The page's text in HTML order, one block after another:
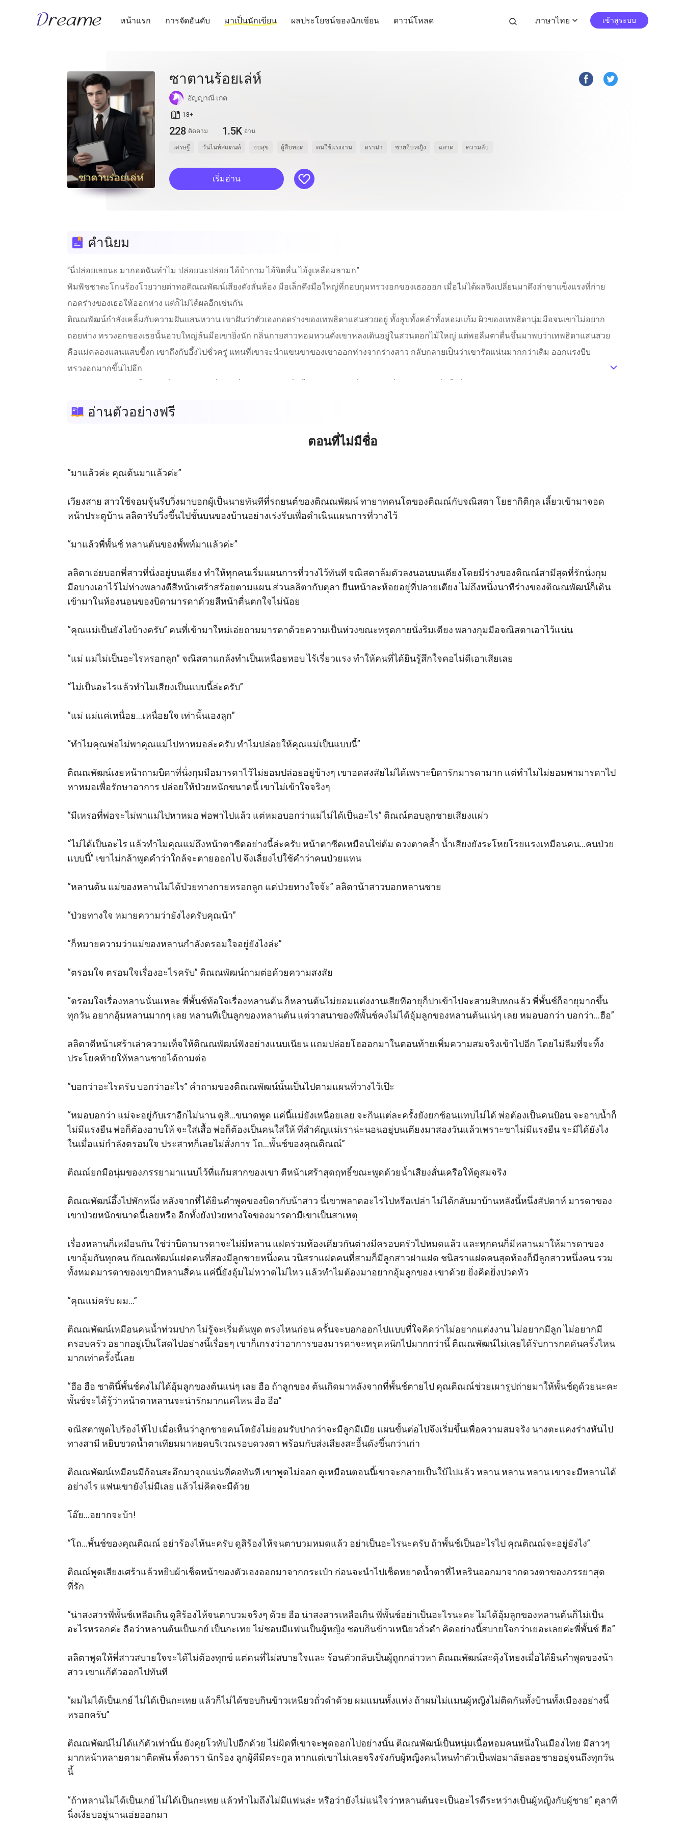
หน้าแรก การจัดอันดับ มาเป็นนักเขียน ผลประโยชน์ของนักเขียน ดาวน์โหลด search ภาษาไทย expand_more เข้าสู่ระบบ
ซาตานร้อยเล่ห์
อัญญาณี เกต
book_age 18+
228 ติดตาม 1.5K อ่าน
เศรษฐี วันไนท์สแตนด์ จบสุข ผู้สืบทอด คนใช้แรงงาน ดราม่า ชายจีบหญิง ฉลาด ความลับ
เริ่มอ่าน like
คำนิยม
“นี่ปล่อยเลยนะ มากอดฉันทำไม ปล่อยนะปล่อย ไอ้บ้ากาม ไอ้จิตหื่น ไอ้งูเหลือมลามก”
พิมพิชชาตะโกนร้องโวยวายด่าทอติณณพัฒน์เสียงดังลั่นห้อง มือเล็กดึงมือใหญ่ที่กอบกุมทรวงอกของเธอออก เมื่อไม่ได้ผลจึงเปลี่ยนมาดึงลำขาแข็งแรงที่ก่าย
กอดร่างของเธอให้ออกห่าง แต่ก็ไม่ได้ผลอีกเช่นกัน
ติณณพัฒน์กำลังเคลิ้มกับความฝันแสนหวาน เขาฝันว่าตัวเองกอดร่างของเทพธิดาแสนสวยอยู่ ทั้งลูบทั้งคลำทั้งหอมแก้ม ผิวของเทพธิดานุ่มมือจนเขาไม่อยาก
ถอยห่าง ทรวงอกของเธอนั้นอวบใหญ่ล้นมือเขายิ่งนัก กลิ่นกายสาวหอมหวนดั่งเขาหลงเดินอยู่ในสวนดอกไม้ใหญ่ แต่พอลืมตาตื่นขึ้นมาพบว่าเทพธิดาแสนสวย
คือแม่คลองแสนแสบขี้งก เขาถึงกับอึ้งไปชั่วครู่ แทนที่เขาจะนำแขนขาของเขาออกห่างจากร่างสาว กลับกลายเป็นว่าเขารัดแน่นมากกว่าเดิม ออกแรงบีบ
ทรวงอกมากขึ้นไปอีก
ครู่ แสดงความรังเกียจเต็มที่ ตวัดสายตามองชายหนุ่มที่หลับตาพริ้ม ริมฝีปากแย้มยิ้มจนแก้มแทบปริ เขาแกล้งหลับนี่นา อย่างนี้มันแกล้งกันชัดๆ เลย เธอจึงแหวใส่
ความเขินอายกลายเป็นความโกรธที่ถูกเขาล่วงเกิน สมองเริ่มประมวลหาวิธีแก้ไขสถานการณ์ ร่างกายที่กระดิกไปไหนแทบไม่ได้ทำให้ เธอต้องใช้อวัยวะที่
เธอกระแทกศีรษะของเธอไปที่ใบหน้าบริเวณ โหนกแก้มของเขาอย่างแรง ทำให้ติณณพัฒน์เกิดความเจ็บ คลายมือออก จากทรวงอกนุ่ม เธอรีบปัดลำแขนหนาให้
ออกห่างพ้นกาย จากนั้นก็จับขาที่พาดอยู่บริเวณขาของเธอออก ใช้จังหวะที่เขายังเจ็บอยู่พลิกร่างใหญ่ให้นอนราบบนที่นอน ร่างเล็กรีบคร่อมร่างหนาเอาไว้ทันที
ร้องตะโกนออกมาสุดเสียง ยิ่งเขาร้องเธอยิ่งบิดมากตามเสียงร้องของเขา
“โอ๊ยๆๆ แม่คลองแสนแสบ เดี๋ยวห***มฉันหลุดกันพอดีปล่อย พอแล้วจ้ะ พอแล้ว ยอมแล้ว โอ๊ยๆๆ”
ic_default
อ่านตัวอย่างฟรี
ตอนที่ไม่มีชื่อ
“มาแล้วค่ะ คุณต้นมาแล้วค่ะ”
เวียงสาย สาวใช้จอมจุ้นรีบวิ่งมาบอกผู้เป็นนายทันทีที่รถยนต์ของติณณพัฒน์ ทายาทคนโตของติณณ์กับจณิสตา โยธากิติกุล เลี้ยวเข้ามาจอด
หน้าประตูบ้าน ลลิตารีบวิ่งขึ้นไปชั้นบนของบ้านอย่างเร่งรีบเพื่อดำเนินแผนการที่วางไว้
“มาแล้วพี่พั้นช์ หลานต้นของพั้พท์มาแล้วค่ะ”
ลลิตาเอ่ยบอกพี่สาวที่นั่งอยู่บนเตียง ทำให้ทุกคนเริ่มแผนการที่วางไว้ทันที จณิสตาล้มตัวลงนอนบนเตียงโดยมีร่างของติณณ์สามีสุดที่รักนั่งกุม
มือบางเอาไว้ไม่ห่างพลางตีสีหน้าเศร้าสร้อยตามแผน ส่วนลลิตากับตุลา ยืนหน้าละห้อยอยู่ที่ปลายเตียง ไม่ถึงหนึ่งนาทีร่างของติณณพัฒน์ก็เดิน
เข้ามาในห้องนอนของบิดามารดาด้วยสีหน้าตื่นตกใจไม่น้อย
“คุณแม่เป็นยังไงบ้างครับ” คนที่เข้ามาใหม่เอ่ยถามมารดาด้วยความเป็นห่วงขณะทรุดกายนั่งริมเตียง พลางกุมมือจณิสตาเอาไว้แน่น
“แม่ แม่ไม่เป็นอะไรหรอกลูก” จณิสตาแกล้งทำเป็นเหนื่อยหอบ ไร้เรี่ยวแรง ทำให้คนที่ได้ยินรู้สึกใจคอไม่ดีเอาเสียเลย
“ไม่เป็นอะไรแล้วทำไมเสียงเป็นแบบนี้ล่ะครับ”
“แม่ แม่แค่เหนื่อย...เหนื่อยใจ เท่านั้นเองลูก”
“ทำไมคุณพ่อไม่พาคุณแม่ไปหาหมอล่ะครับ ทำไมปล่อยให้คุณแม่เป็นแบบนี้”
ติณณพัฒน์เงยหน้าถามบิดาที่นั่งกุมมือมารดาไว้ไม่ยอมปล่อยอยู่ข้างๆ เขาอดสงสัยไม่ได้เพราะบิดารักมารดามาก แต่ทำไมไม่ยอมพามารดาไป
หาหมอเพื่อรักษาอาการ ปล่อยให้ป่วยหนักขนาดนี้ เขาไม่เข้าใจจริงๆ
“มีเหรอที่พ่อจะไม่พาแม่ไปหาหมอ พ่อพาไปแล้ว แต่หมอบอกว่าแม่ไม่ได้เป็นอะไร” ติณณ์ตอบลูกชายเสียงแผ่ว
“ไม่ได้เป็นอะไร แล้วทำไมคุณแม่ถึงหน้าตาซีดอย่างนี้ล่ะครับ หน้าตาซีดเหมือนไข่ต้ม ดวงตาคล้ำ น้ำเสียงยังระโหยโรยแรงเหมือนคน...คนป่วย
แบบนี้” เขาไม่กล้าพูดคำว่าใกล้จะตายออกไป จึงเลี่ยงไปใช้คำว่าคนป่วยแทน
“หลานต้น แม่ของหลานไม่ได้ป่วยทางกายหรอกลูก แต่ป่วยทางใจจ้ะ” ลลิตาน้าสาวบอกหลานชาย
“ป่วยทางใจ หมายความว่ายังไงครับคุณน้า”
“ก็หมายความว่าแม่ของหลานกำลังตรอมใจอยู่ยังไงล่ะ”
“ตรอมใจ ตรอมใจเรื่องอะไรครับ” ติณณพัฒน์ถามต่อด้วยความสงสัย
“ตรอมใจเรื่องหลานนั่นแหละ พี่พั้นช์ท้อใจเรื่องหลานต้น ก็หลานต้นไม่ยอมแต่งงานเสียทีอายุก็ปาเข้าไปจะสามสิบหกแล้ว พี่พั้นช์ก็อายุมากขึ้น
ทุกวัน อยากอุ้มหลานมากๆ เลย หลานที่เป็นลูกของหลานต้น แต่วาสนาของพี่พั้นช์คงไม่ได้อุ้มลูกของหลานต้นแน่ๆ เลย หมอบอกว่า บอกว่า...ฮือ”
ลลิตาตีหน้าเศร้าเล่าความเท็จให้ติณณพัฒน์ฟังอย่างแนบเนียน แถมปล่อยโฮออกมาในตอนท้ายเพิ่มความสมจริงเข้าไปอีก โดยไม่ลืมที่จะทิ้ง
ประโยคท้ายให้หลานชายได้ถามต่อ
“บอกว่าอะไรครับ บอกว่าอะไร” คำถามของติณณพัฒน์นั้นเป็นไปตามแผนที่วางไว้เป๊ะ
“หมอบอกว่า แม่จะอยู่กับเราอีกไม่นาน ดูสิ...ขนาดพูด แค่นี้แม่ยังเหนื่อยเลย จะกินแต่ละครั้งยังยกช้อนแทบไม่ได้ พ่อต้องเป็นคนป้อน จะอาบน้ำก็
ไม่มีแรงยืน พ่อก็ต้องอาบให้ จะใส่เสื้อ พ่อก็ต้องเป็นคนใส่ให้ ที่สำคัญแม่เราน่ะนอนอยู่บนเตียงมาสองวันแล้วเพราะขาไม่มีแรงยืน จะมีได้ยังไง
ในเมื่อแม่กำลังตรอมใจ ประสาทก็เลยไม่สั่งการ โถ...พั้นช์ของคุณติณณ์”
ติณณ์ยกมือนุ่มของภรรยามาแนบไว้ที่แก้มสากของเขา ตีหน้าเศร้าสุดฤทธิ์ขณะพูดด้วยน้ำเสียงสั่นเครือให้ดูสมจริง
ติณณพัฒน์อึ้งไปพักหนึ่ง หลังจากที่ได้ยินคำพูดของบิดากับน้าสาว นี่เขาพลาดอะไรไปหรือเปล่า ไม่ได้กลับมาบ้านหลังนี้หนึ่งสัปดาห์ มารดาของ
เขาป่วยหนักขนาดนี้เลยหรือ อีกทั้งยังป่วยทางใจของมารดามีเขาเป็นสาเหตุ
เรื่องหลานก็เหมือนกัน ใช่ว่าบิดามารดาจะไม่มีหลาน แฝดร่วมท้องเดียวกันต่างมีครอบครัวไปหมดแล้ว และทุกคนก็มีหลานมาให้มารดาของ
เขาอุ้มกันทุกคน กัณณพัฒน์แฝดคนที่สองมีลูกชายหนึ่งคน วนิสราแฝดคนที่สามก็มีลูกสาวฝาแฝด ชนิสราแฝดคนสุดท้องก็มีลูกสาวหนึ่งคน รวม
ทั้งหมดมารดาของเขามีหลานสี่คน แค่นี้ยังอุ้มไม่หวาดไม่ไหว แล้วทำไมต้องมาอยากอุ้มลูกของ เขาด้วย ยิ่งคิดยิ่งปวดหัว
“คุณแม่ครับ ผม...”
ติณณพัฒน์เหมือนคนน้ำท่วมปาก ไม่รู้จะเริ่มต้นพูด ตรงไหนก่อน ครั้นจะบอกออกไปแบบที่ใจคิดว่าไม่อยากแต่งงาน ไม่อยากมีลูก ไม่อยากมี
ครอบครัว อยากอยู่เป็นโสดไปอย่างนี้เรื่อยๆ เขาก็เกรงว่าอาการของมารดาจะทรุดหนักไปมากกว่านี้ ติณณพัฒน์ไม่เคยได้รับการกดดันครั้งไหน
มากเท่าครั้งนี้เลย
“ฮือ ฮือ ชาตินี้พั้นช์คงไม่ได้อุ้มลูกของต้นแน่ๆ เลย ฮือ ถ้าลูกของ ต้นเกิดมาหลังจากที่พั้นช์ตายไป คุณติณณ์ช่วยเผารูปถ่ายมาให้พั้นช์ดูด้วยนะคะ
พั้นช์จะได้รู้ว่าหน้าตาหลานจะน่ารักมากแค่ไหน ฮือ ฮือ”
จณิสตาพูดไปร้องไห้ไป เมื่อเห็นว่าลูกชายคนโตยังไม่ยอมรับปากว่าจะมีลูกมีเมีย แผนขั้นต่อไปจึงเริ่มขึ้นเพื่อความสมจริง นางตะแคงร่างหันไป
ทางสามี หยิบขวดน้ำตาเทียมมาหยดบริเวณรอบดวงตา พร้อมกับส่งเสียงสะอื้นดังขึ้นกว่าเก่า
ติณณพัฒน์เหมือนมีก้อนสะอึกมาจุกแน่นที่คอทันที เขาพูดไม่ออก ดูเหมือนตอนนี้เขาจะกลายเป็นใบ้ไปแล้ว หลาน หลาน หลาน เขาจะมีหลานได้
อย่างไร แฟนเขายังไม่มีเลย แล้วไม่คิดจะมีด้วย
โอ๊ย...อยากจะบ้า!
“โถ...พั้นช์ของคุณติณณ์ อย่าร้องไห้นะครับ ดูสิร้องไห้จนตาบวมหมดแล้ว อย่าเป็นอะไรนะครับ ถ้าพั้นช์เป็นอะไรไป คุณติณณ์จะอยู่ยังไง”
ติณณ์พูดเสียงเศร้าแล้วหยิบผ้าเช็ดหน้าของตัวเองออกมาจากกระเป๋า ก่อนจะนำไปเช็ดหยาดน้ำตาที่ไหลรินออกมาจากดวงตาของภรรยาสุด
ที่รัก
“น่าสงสารพี่พั้นช์เหลือเกิน ดูสิร้องไห้จนตาบวมจริงๆ ด้วย ฮือ น่าสงสารเหลือเกิน พี่พั้นช์อย่าเป็นอะไรนะคะ ไม่ได้อุ้มลูกของหลานต้นก็ไม่เป็น
อะไรหรอกค่ะ ถือว่าหลานต้นเป็นเกย์ เป็นกะเทย ไม่ชอบมีแฟนเป็นผู้หญิง ชอบกินข้าวเหนียวถั่วดำ คิดอย่างนี้สบายใจกว่าเยอะเลยค่ะพี่พั้นช์ ฮือ”
ลลิตาพูดให้พี่สาวสบายใจจะได้ไม่ต้องทุกข์ แต่คนที่ไม่สบายใจและ ร้อนตัวกลับเป็นผู้ถูกกล่าวหา ติณณพัฒน์สะดุ้งโหยงเมื่อได้ยินคำพูดของน้า
สาว เขาแก้ตัวออกไปทันที
“ผมไม่ได้เป็นเกย์ ไม่ได้เป็นกะเทย แล้วก็ไม่ได้ชอบกินข้าวเหนียวถั่วดำด้วย ผมแมนทั้งแท่ง ถ้าผมไม่แมนผู้หญิงไม่ติดกันทั้งบ้านทั้งเมืองอย่างนี้
หรอกครับ”
ติณณพัฒน์ไม่ได้แก้ตัวเท่านั้น ยังคุยโวทับไปอีกด้วย ไม่ผิดที่เขาจะพูดออกไปอย่างนั้น ติณณพัฒน์เป็นหนุ่มเนื้อหอมคนหนึ่งในเมืองไทย มีสาวๆ
มากหน้าหลายตามาติดพัน ทั้งดารา นักร้อง ลูกผู้ดีมีตระกูล หากแต่เขาไม่เคยจริงจังกับผู้หญิงคนไหนทำตัวเป็นพ่อมาลัยลอยชายอยู่จนถึงทุกวัน
นี้
“ถ้าหลานไม่ได้เป็นเกย์ ไม่ได้เป็นกะเทย แล้วทำไมถึงไม่มีแฟนล่ะ หรือว่ายังไม่แน่ใจว่าหลานต้นจะเป็นอะไรดีระหว่างเป็นผู้หญิงกับผู้ชาย” ตุลาที่
นิ่งเงียบอยู่นานเอ่ยออกมา